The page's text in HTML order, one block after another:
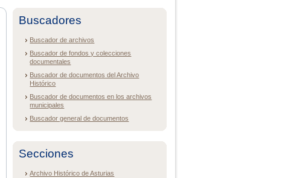
Buscadores
Buscador de archivos
Buscador de fondos y colecciones
documentales
Buscador de documentos del Archivo
Histórico
Buscador de documentos en los archivos
municipales
Buscador general de documentos
Secciones
Archivo Histórico de Asturias